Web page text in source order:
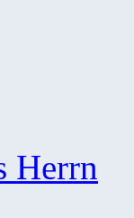
Herrn